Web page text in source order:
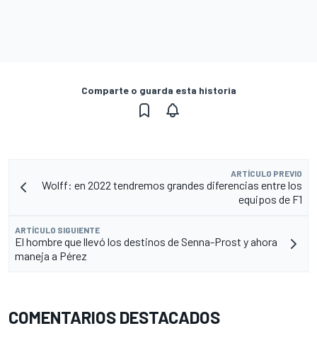
Comparte o guarda esta historia
ARTÍCULO PREVIO
Wolff: en 2022 tendremos grandes diferencias entre los
equipos de F1
ARTÍCULO SIGUIENTE
El hombre que llevó los destinos de Senna-Prost y ahora
maneja a Pérez
COMENTARIOS DESTACADOS